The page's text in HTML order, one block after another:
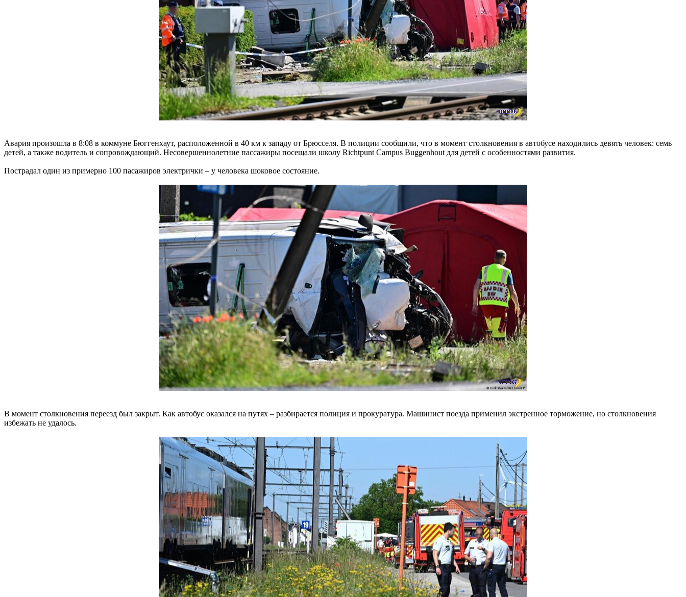
Авария произошла в 8:08 в коммуне Бюггенхаут, расположенной в 40 км к западу от Брюсселя. В полиции сообщили, что в момент столкновения в автобусе находились девять человек: семь
детей, а также водитель и сопровождающий. Несовершеннолетние пассажиры посещали школу Richtpunt Campus Buggenhout для детей с особенностями развития.
Пострадал один из примерно 100 пасажиров электрички – у человека шоковое состояние.
В момент столкновения переезд был закрыт. Как автобус оказался на путях – разбирается полиция и прокуратура. Машинист поезда применил экстренное торможение, но столкновения
избежать не удалось.